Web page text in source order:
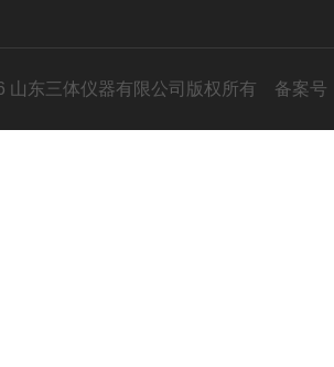
山东三体仪器有限公司版权所有 备案号